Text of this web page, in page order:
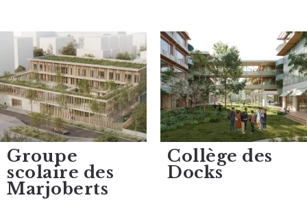
Groupe
scolaire des
Marjoberts
Collège des
Docks